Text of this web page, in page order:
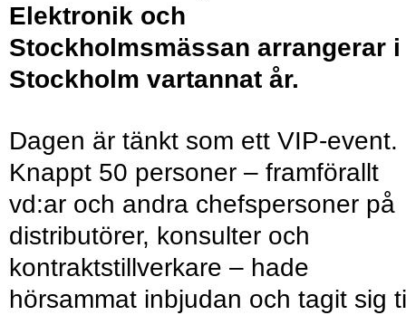
Elektronik och
Stockholmsmässan arrangerar i
Stockholm vartannat år.
Dagen är tänkt som ett VIP-event.
Knappt 50 personer – framförallt
vd:ar och andra chefspersoner på
distributörer, konsulter och
kontraktstillverkare – hade
hörsammat inbjudan och tagit sig